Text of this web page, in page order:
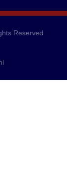
Reserved